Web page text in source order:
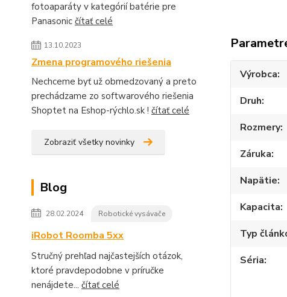
fotoaparáty v kategórií batérie pre
Panasonic čítať celé
13.10.2023
Zmena programového riešenia
Nechceme byť už obmedzovaný a preto
prechádzame zo softwarového riešenia
Shoptet na Eshop-rýchlo.sk ! čítať celé
Zobraziť všetky novinky
Blog
28.02.2024 Robotické vysávače
iRobot Roomba 5xx
Stručný prehľad najčastejších otázok,
ktoré pravdepodobne v príručke
nenájdete... čítať celé
Výrobca
Druh
Rozmery
Záruka
Napätie
Kapacita
Typ
Séria